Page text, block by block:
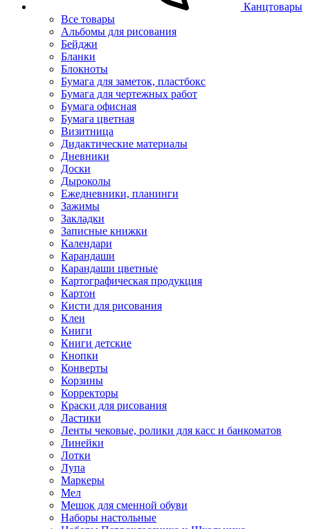
Канцтовары
Все товары
Альбомы для рисования
Бейджи
Бланки
Блокноты
Бумага для заметок, пластбокс
Бумага для чертежных работ
Бумага офисная
Бумага цветная
Визитница
Дидактические материалы
Дневники
Доски
Дыроколы
Ежедневники, планинги
Зажимы
Закладки
Записные книжки
Календари
Карандаши
Карандаши цветные
Картографическая продукция
Картон
Кисти для рисования
Клеи
Книги
Книги детские
Кнопки
Конверты
Корзины
Корректоры
Краски для рисования
Ластики
Ленты чековые, ролики для касс и банкоматов
Линейки
Лотки
Лупа
Маркеры
Мел
Мешок для сменной обуви
Наборы настольные